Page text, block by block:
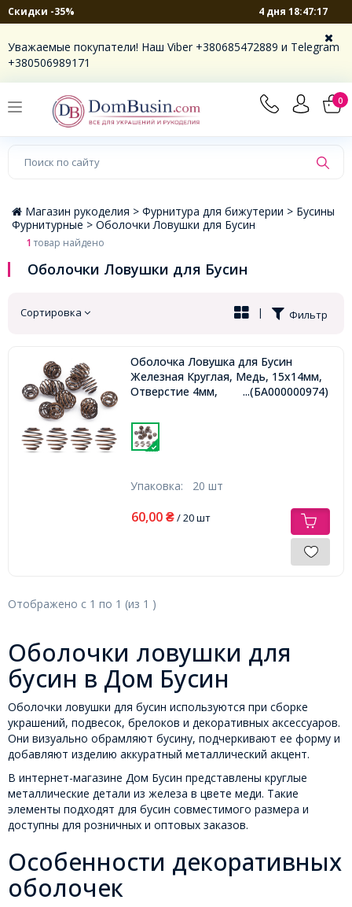
Скидки -35% 4 дня 18:47:17
Уважаемые покупатели! Наш Viber +380685472889 и Telegram
+380506989171
0
×
Магазин рукоделия > Фурнитура для бижутерии > Бусины
Фурнитурные > Оболочки Ловушки для Бусин
1товар найдено
Оболочки Ловушки для Бусин
Сортировка Фильтр
|
Оболочка Ловушка для Бусин
Железная Круглая, Медь, 15х14мм,
Отверстие 4мм,
...(БА000000974)
Упаковка: 20 шт
60,00 ₴/ 20 шт
Отображено с 1 по 1 (из 1 )
Оболочки ловушки для
бусин в Дом Бусин
Оболочки ловушки для бусин используются при сборке
украшений, подвесок, брелоков и декоративных аксессуаров.
Они визуально обрамляют бусину, подчеркивают ее форму и
добавляют изделию аккуратный металлический акцент.
В интернет-магазине Дом Бусин представлены круглые
металлические детали из железа в цвете меди. Такие
элементы подходят для бусин совместимого размера и
доступны для розничных и оптовых заказов.
Особенности декоративных
оболочек